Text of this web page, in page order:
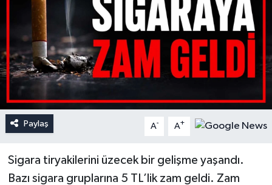
Paylaş A- A+
Sigara tiryakilerini üzecek bir gelişme yaşandı.
Bazı sigara gruplarına 5 TL’lik zam geldi. Zam